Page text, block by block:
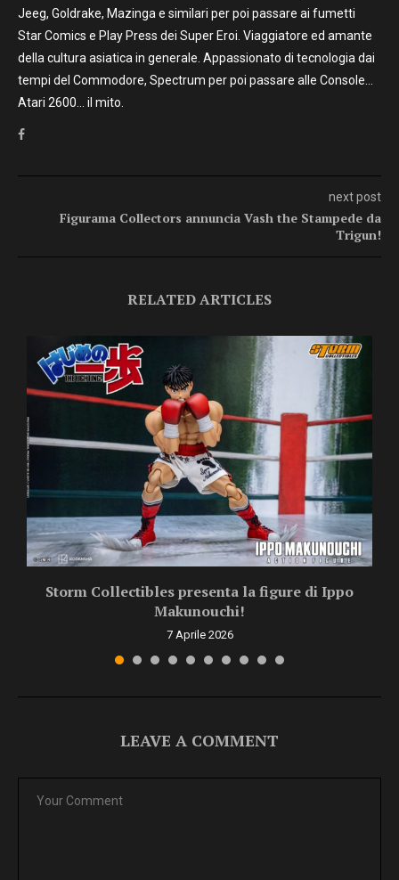
Jeeg, Goldrake, Mazinga e similari per poi passare ai fumetti
Star Comics e Play Press dei Super Eroi. Viaggiatore ed amante
della cultura asiatica in generale. Appassionato di tecnologia dai
tempi del Commodore, Spectrum per poi passare alle Console…
Atari 2600… il mito.
next post
Figurama Collectors annuncia Vash the Stampede da
Trigun!
RELATED ARTICLES
Storm Collectibles presenta la figure di Ippo
Makunouchi!
7 Aprile 2026
LEAVE A COMMENT